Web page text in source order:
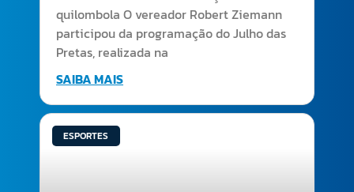
quilombola O vereador Robert Ziemann
participou da programação do Julho das
Pretas, realizada na
SAIBA MAIS
ESPORTES